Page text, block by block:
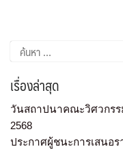
เรื่องล่าสุด
วันสถาปนาคณะวิศวกรร
2568
ประกาศผู้ชนะการเสนอ